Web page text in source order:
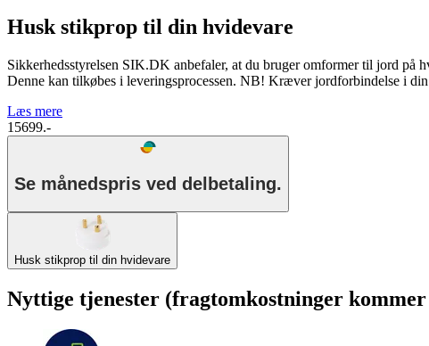
Husk stikprop til din hvidevare
Sikkerhedsstyrelsen SIK.DK anbefaler, at du bruger omformer til jord på
Denne kan tilkøbes i leveringsprocessen. NB! Kræver jordforbindelse i
Læs mere
15699.-
Se månedspris ved delbetaling.
Husk stikprop til din hvidevare
Nyttige tjenester (fragtomkostninger